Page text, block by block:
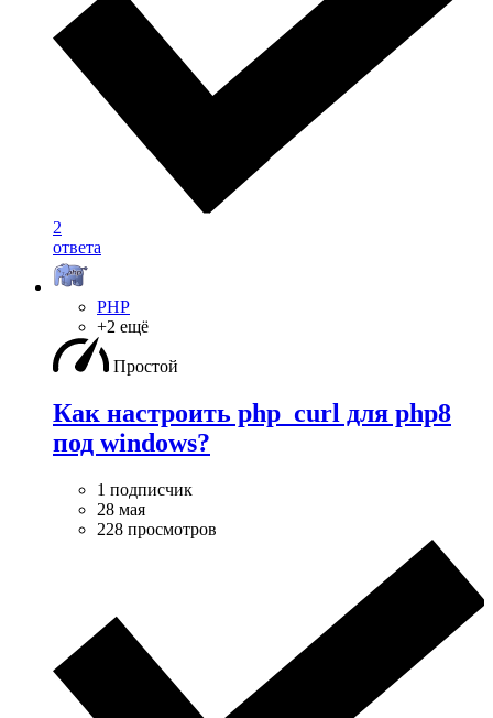
2
ответа
PHP
+2 ещё
Простой
Как настроить php_curl для php8
под windows?
1 подписчик
28 мая
228 просмотров